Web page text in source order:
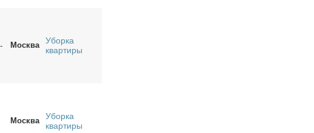
Москва
Уборка
квартиры
Москва
Уборка
квартиры